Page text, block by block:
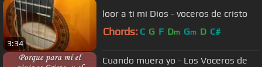
3:34
loor a ti mi Dios - voceros de cristo
Chords: C G F Dm Gm D C#
Cuando muera yo - Los Voceros de